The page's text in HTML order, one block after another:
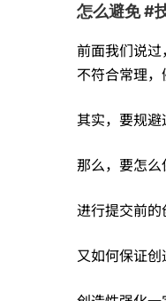
怎么避免 #
前面我们说
不符合常理，
其实，要规
那么，要怎么
进行提交前的
又如何保证创